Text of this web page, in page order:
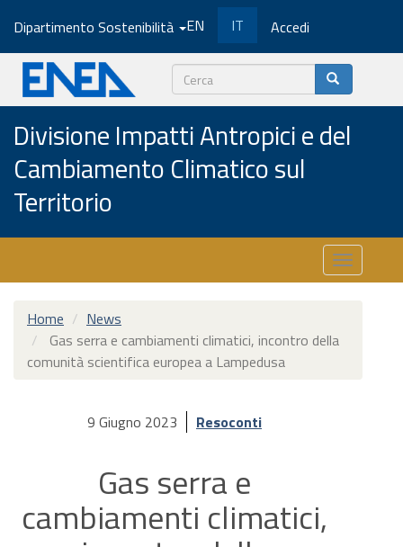
contenuto
principale
Dipartimento Sostenibilità EN IT Accedi
Cerca
Divisione Impatti Antropici e del
Cambiamento Climatico sul
Territorio
Toggle
Home
News
Gas serra e cambiamenti climatici, incontro della
comunità scientifica europea a Lampedusa
9 Giugno 2023 Resoconti
Gas serra e
cambiamenti climatici,